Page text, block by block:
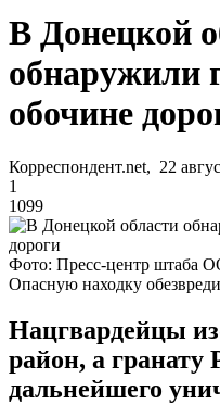
В Донецкой
обнаружили
обочине
Корреспондент.net, 22
1
1099
Фото: Пресс-центр штаба
Опасную находку
Нацгвардейцы
район, а гранату
дальнейшего